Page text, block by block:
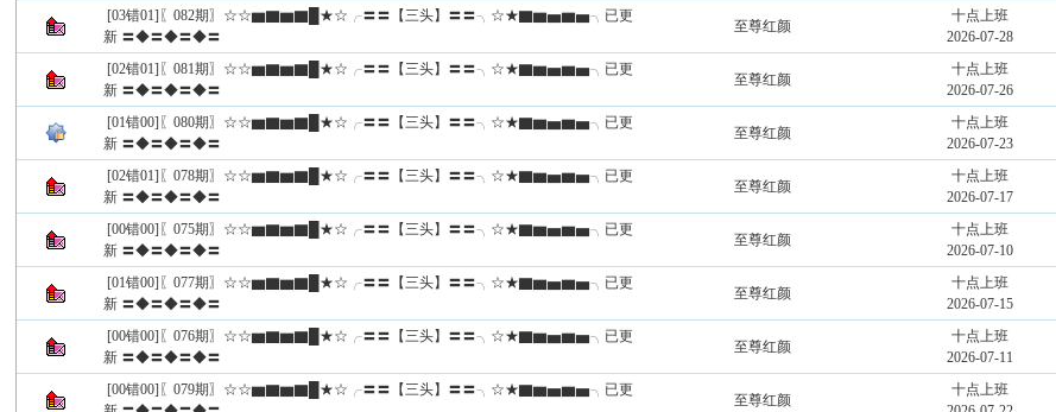
[03错01]〖082期〗☆☆▆▇▆▇█★☆╭〓〓【三头】〓〓╮☆★▇▆▅▆▅╮已更
新 〓◆〓◆〓◆〓
至尊红颜
十点上班
2026-07-28
[02错01]〖081期〗☆☆▆▇▆▇█★☆╭〓〓【三头】〓〓╮☆★▇▆▅▆▅╮已更
新 〓◆〓◆〓◆〓
至尊红颜
十点上班
2026-07-26
[01错00]〖080期〗☆☆▆▇▆▇█★☆╭〓〓【三头】〓〓╮☆★▇▆▅▆▅╮已更
新 〓◆〓◆〓◆〓
至尊红颜
十点上班
2026-07-23
[02错01]〖078期〗☆☆▆▇▆▇█★☆╭〓〓【三头】〓〓╮☆★▇▆▅▆▅╮已更
新 〓◆〓◆〓◆〓
至尊红颜
十点上班
2026-07-17
[00错00]〖075期〗☆☆▆▇▆▇█★☆╭〓〓【三头】〓〓╮☆★▇▆▅▆▅╮已更
新 〓◆〓◆〓◆〓
至尊红颜
十点上班
2026-07-10
[01错00]〖077期〗☆☆▆▇▆▇█★☆╭〓〓【三头】〓〓╮☆★▇▆▅▆▅╮已更
新 〓◆〓◆〓◆〓
至尊红颜
十点上班
2026-07-15
[00错00]〖076期〗☆☆▆▇▆▇█★☆╭〓〓【三头】〓〓╮☆★▇▆▅▆▅╮已更
新 〓◆〓◆〓◆〓
至尊红颜
十点上班
2026-07-11
[00错00]〖079期〗☆☆▆▇▆▇█★☆╭〓〓【三头】〓〓╮☆★▇▆▅▆▅╮已更
至尊红颜
十点上班